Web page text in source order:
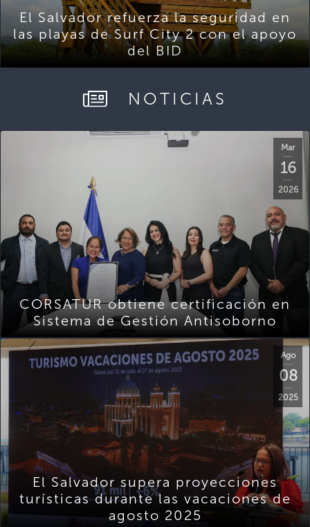
El Salvador refuerza la seguridad en
las playas de Surf City 2 con el apoyo
del BID
NOTICIAS
Mar
16
2026
CORSATUR obtiene certificación en
Sistema de Gestión Antisoborno
Ago
08
2025
El Salvador supera proyecciones
turísticas durante las vacaciones de
agosto 2025